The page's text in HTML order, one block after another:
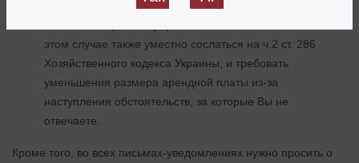
просить освободить от арендной платы за все время, в
этом случае также уместно сослаться на ч.2 ст. 286
Хозяйственного кодекса Украины, и требовать
уменьшения размера арендной платы из-за
наступления обстоятельств, за которые Вы не
отвечаете.
Кроме того, во всех письмах-уведомлениях нужно просить о